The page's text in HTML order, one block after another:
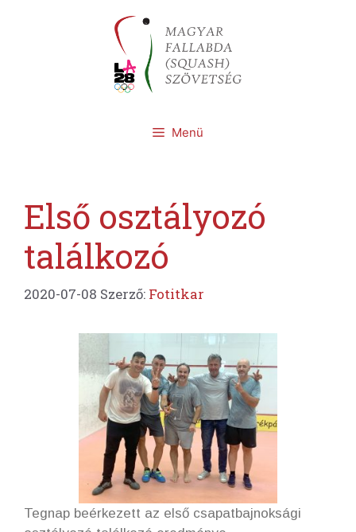
Menü
Első osztályozó
találkozó
2020-07-08 Szerző: Fotitkar
Tegnap beérkezett az első csapatbajnoksági